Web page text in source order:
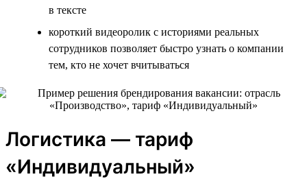
в тексте
короткий видеоролик с историями реальных
сотрудников позволяет быстро узнать о компании
тем, кто не хочет вчитываться
Логистика — тариф
«Индивидуальный»